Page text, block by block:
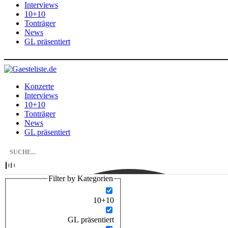
Interviews
10+10
Tonträger
News
GL präsentiert
Konzerte
Interviews
10+10
Tonträger
News
GL präsentiert
Filter by Kategorien
10+10
GL präsentiert